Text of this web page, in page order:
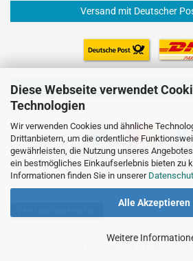
Diese Webseite verwendet
Technologien
Wir verwenden Cookies und ähnliche
Drittanbietern, um die ordentliche
gewährleisten, die Nutzung unseres
ein bestmögliches Einkaufserlebnis bieten zu
Informationen finden Sie in unserer
Alle Akzeptieren
Weitere
Versand mit Deutscher
Einfach und sicher